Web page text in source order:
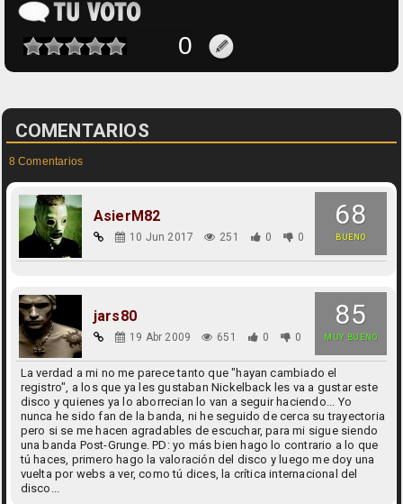
COMENTARIOS
8 Comentarios
68
BUENO
AsierM82
10 Jun 2017 251 0 0
85
MUY BUENO
jars80
19 Abr 2009 651 0 0
La verdad a mi no me parece tanto que "hayan cambiado el
registro", a los que ya les gustaban Nickelback les va a gustar este
disco y quienes ya lo aborrecian lo van a seguir haciendo... Yo
nunca he sido fan de la banda, ni he seguido de cerca su trayectoria
pero si se me hacen agradables de escuchar, para mi sigue siendo
una banda Post-Grunge. PD: yo más bien hago lo contrario a lo que
tú haces, primero hago la valoración del disco y luego me doy una
vuelta por webs a ver, como tú dices, la crítica internacional del
disco...